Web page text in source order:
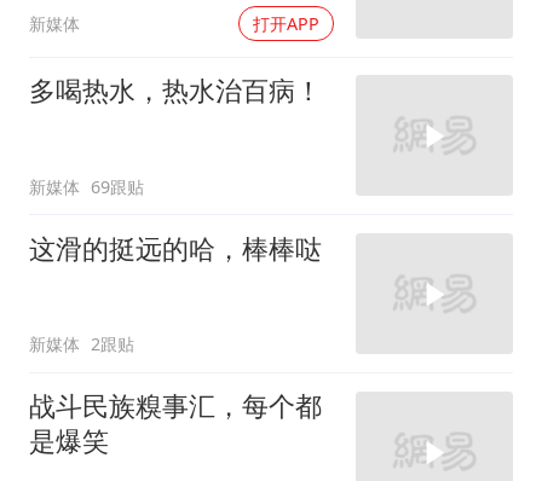
新媒体 打开APP
多喝热水，热水治百病！
新媒体 69跟贴
这滑的挺远的哈，棒棒哒
新媒体 2跟贴
战斗民族糗事汇，每个都
是爆笑